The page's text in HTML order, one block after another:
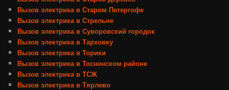
Вызов электрика в Старом Петергофе
Вызов электрика в Стрельне
Вызов электрика в Суворовский городок
Вызов электрика в Тарховку
Вызов электрика в Торики
Вызов электрика в Тосненском районе
Вызов электрика в ТСЖ
Вызов электрика в Тярлево